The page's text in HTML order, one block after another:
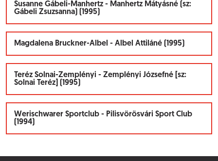
Susanne Gábeli-Manhertz - Manhertz Mátyásné (sz:
Gábeli Zsuzsanna) (1995)
Magdalena Bruckner-Albel - Albel Attiláné (1995)
Teréz Solnai-Zemplényi - Zemplényi Józsefné [sz:
Solnai Teréz] (1995)
Werischwarer Sportclub - Pilisvörösvári Sport Club
(1994)